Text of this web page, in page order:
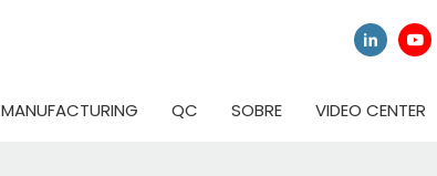
MANUFACTURING QC SOBRE VIDEO CENTER